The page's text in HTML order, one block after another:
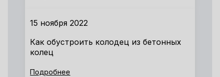
15 ноября 2022
Как обустроить колодец из бетонных
колец
Подробнее